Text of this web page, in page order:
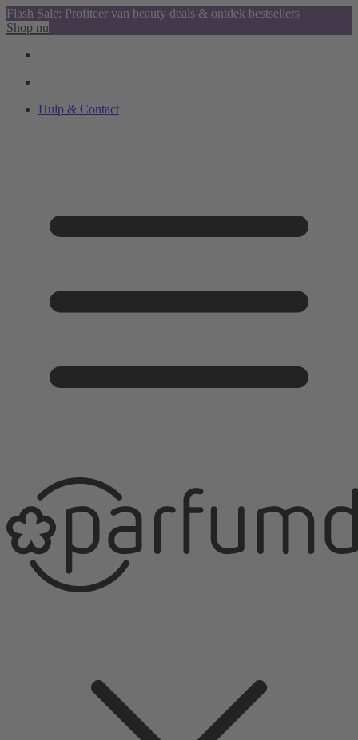
Flash Sale: Profiteer van beauty deals & ontdek bestsellers
Shop nu
Hulp & Contact